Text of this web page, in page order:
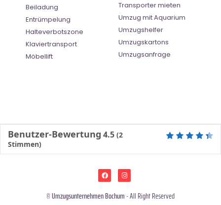
Beiladung
Entrümpelung
Halteverbotszone
Klaviertransport
Möbellift
Transporter mieten
Umzug mit Aquarium
Umzugshelfer
Umzugskartons
Umzugsanfrage
Benutzer-Bewertung 4.5 (2
Stimmen)
©Umzugsunternehmen Bochum - All Right Reserved